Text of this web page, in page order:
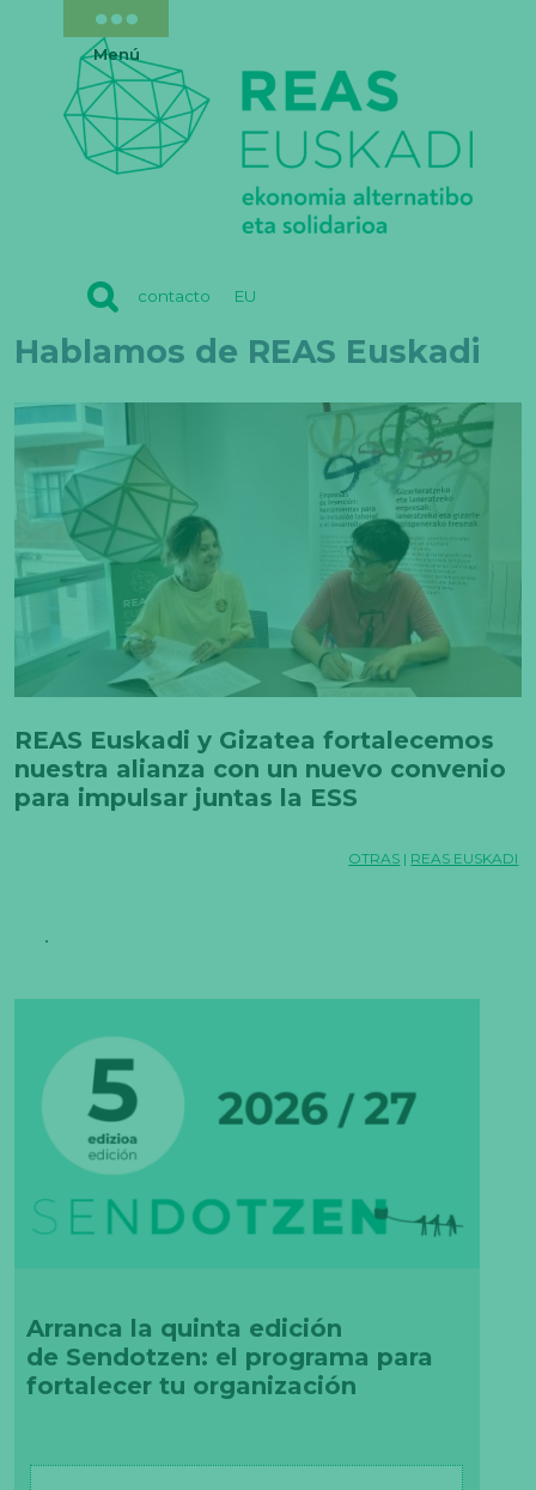
contacto EU
Menú
Hablamos de REAS Euskadi
REAS Euskadi y Gizatea fortalecemos
nuestra alianza con un nuevo convenio
para impulsar juntas la ESS
OTRAS | REAS EUSKADI
Arranca la quinta edición
de Sendotzen: el programa para
fortalecer tu organización